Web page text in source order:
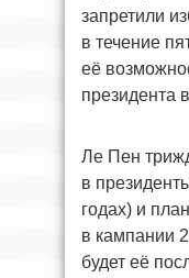
запретили
в течение
её
президента
Ле Пен
в
годах) и
в кампании
будет её